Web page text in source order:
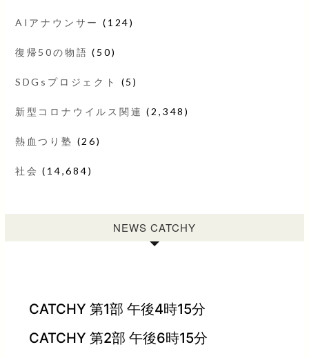
AIアナウンサー (124)
復帰50の物語 (50)
SDGsプロジェクト (5)
新型コロナウイルス関連 (2,348)
熱血つり塾 (26)
社会 (14,684)
NEWS CATCHY
CATCHY 第1部 午後4時15分
CATCHY 第2部 午後6時15分